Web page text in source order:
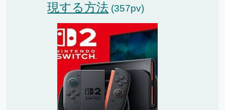
現する方法 (357pv)